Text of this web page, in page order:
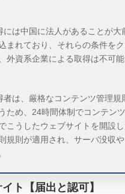
には中国に法人があることが
まれており、それらの条件を
外資系企業による取得は不可
者は、厳格なコンテンツ管理
ため、24時間体制でコンテン
こうしたウェブサイトを開設
規則が適用され、サーバ没収
ト【届出と認可】